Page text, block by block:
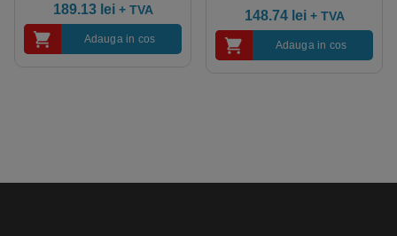
189.13 lei + TVA
Adauga in cos
148.74 lei + TVA
Adauga in cos